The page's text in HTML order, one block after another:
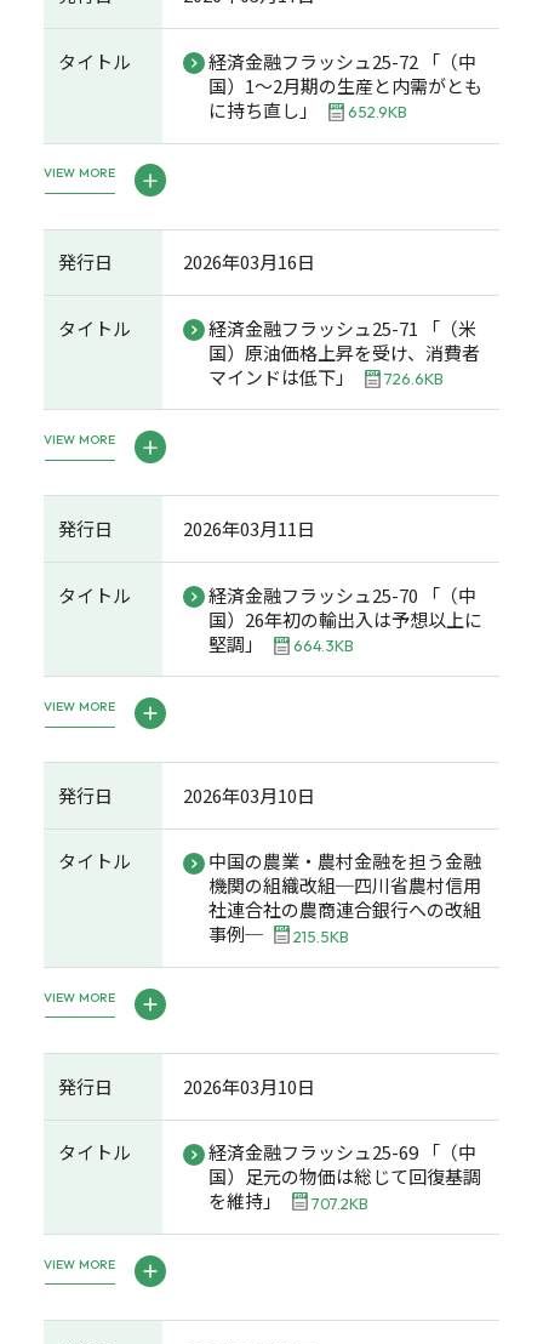
タイトル
経済金融フラッシュ25-72 「（中
国）1～2月期の生産と内需がとも
に持ち直し」
652.9KB
VIEW MORE
発行日 2026年03月16日
タイトル
経済金融フラッシュ25-71 「（米
国）原油価格上昇を受け、消費者
マインドは低下」
726.6KB
VIEW MORE
発行日 2026年03月11日
タイトル
経済金融フラッシュ25-70 「（中
国）26年初の輸出入は予想以上に
堅調」
664.3KB
VIEW MORE
発行日 2026年03月10日
タイトル
中国の農業・農村金融を担う金融
機関の組織改組─四川省農村信用
社連合社の農商連合銀行への改組
事例─
215.5KB
VIEW MORE
発行日 2026年03月10日
タイトル
経済金融フラッシュ25-69 「（中
国）足元の物価は総じて回復基調
を維持」
707.2KB
VIEW MORE